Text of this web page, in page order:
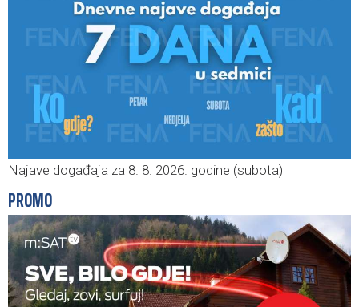
Najave događaja za 8. 8. 2026. godine (subota)
PROMO